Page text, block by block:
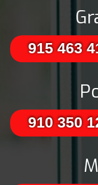
915 463
910 350